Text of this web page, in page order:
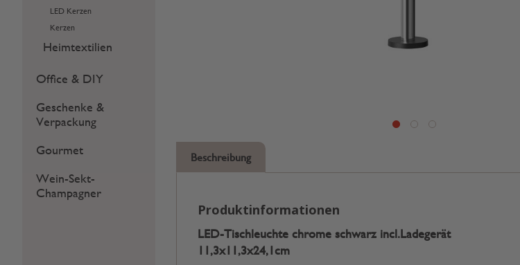
LED Kerzen
Kerzen
Heimtextilien
Office & DIY
Geschenke &
Verpackung
Gourmet
Wein-Sekt-
Champagner
Beschreibung
Produktinformationen
LED-Tischleuchte chrome schwarz incl.Ladegerät
11,3x11,3x24,1cm